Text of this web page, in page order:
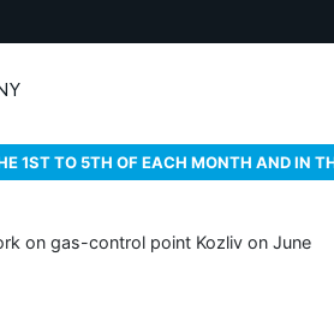
1ST TO 5TH OF EACH MONTH AND IN